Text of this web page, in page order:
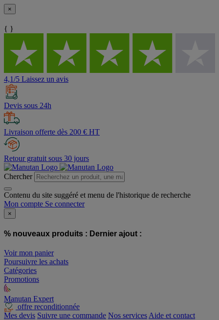
×
{ }
4,1/5 Laissez un avis
Devis sous 24h
Livraison offerte dès 200 € HT
Retour gratuit sous 30 jours
Chercher
Contenu du site suggéré et menu de l'historique de recherche
Mon compte Se connecter
×
% nouveaux produits : Dernier ajout :
Voir mon panier
Poursuivre les achats
Catégories
Promotions
Manutan Expert
offre reconditionnée
Mes devis Suivre une commande Nos services Aide et contact